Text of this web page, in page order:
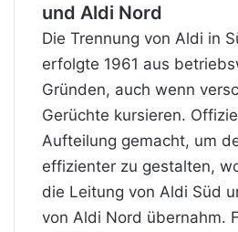
und Aldi Nord
Die Trennung von Aldi in
erfolgte 1961 aus
Gründen, auch wenn
Gerüchte kursieren.
Aufteilung gemacht, um
effizienter zu gestalten,
die Leitung von Aldi Süd
von Aldi Nord übernahm.